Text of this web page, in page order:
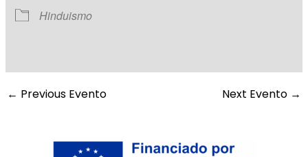
Hinduismo
← Previous Evento Next Evento →